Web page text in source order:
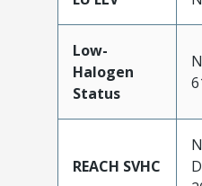
Low-
Halogen
Status
REACH SVHC